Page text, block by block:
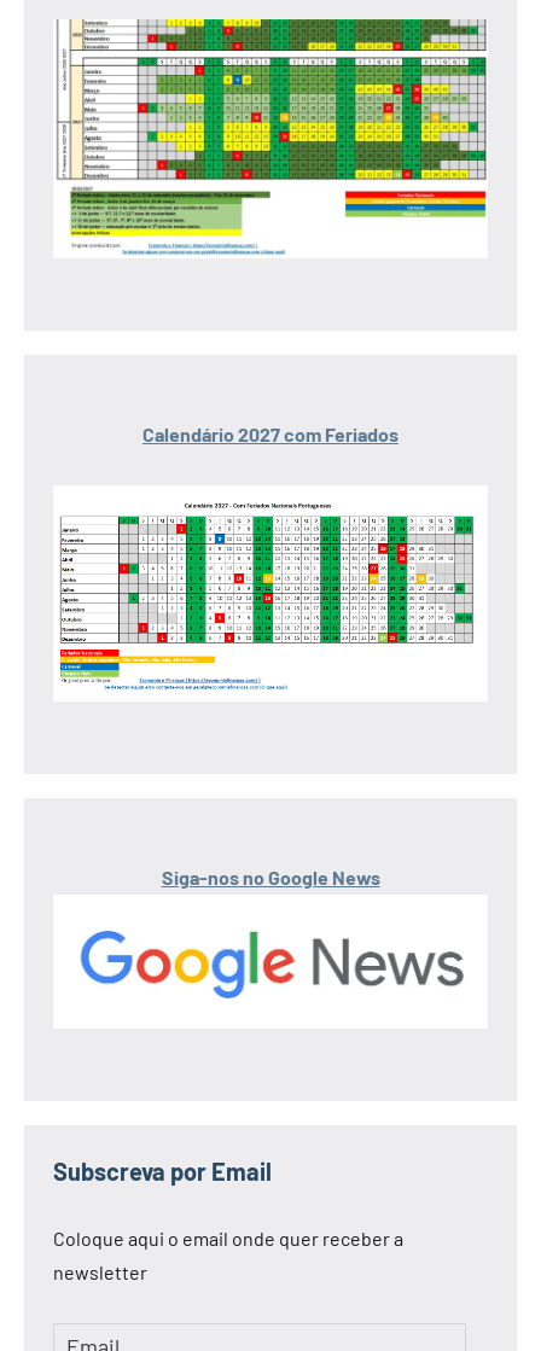
Calendário 2027 com Feriados
Siga-nos no Google News
Subscreva por Email
Coloque aqui o email onde quer receber a
newsletter
Email